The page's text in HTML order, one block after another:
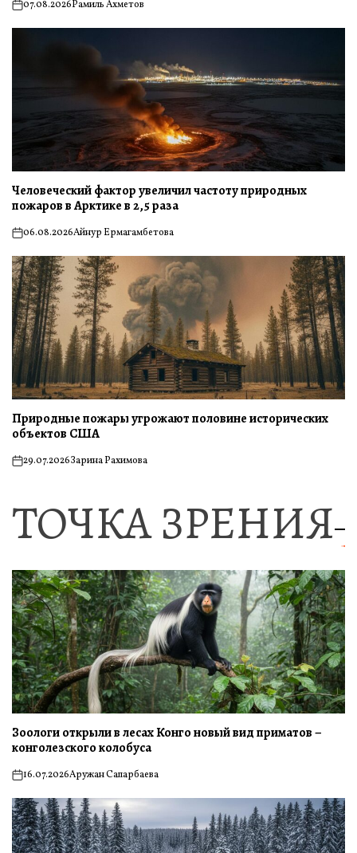
on07.08.2026Рамиль Ахметов
Человеческий фактор увеличил частоту природных
пожаров в Арктике в 2,5 раза
on06.08.2026Айнур Ермагамбетова
Природные пожары угрожают половине исторических
объектов США
on29.07.2026Зарина Рахимова
ТОЧКА ЗРЕНИЯ
Зоологи открыли в лесах Конго новый вид приматов –
конголезского колобуса
on16.07.2026Аружан Сапарбаева